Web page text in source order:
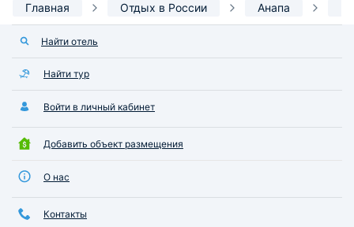
Главная Отдых в России Анапа
Найти отель
Найти тур
Войти в личный кабинет
Добавить объект размещения
О нас
Контакты